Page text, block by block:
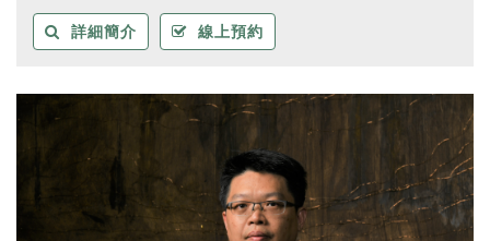
詳細簡介 線上預約